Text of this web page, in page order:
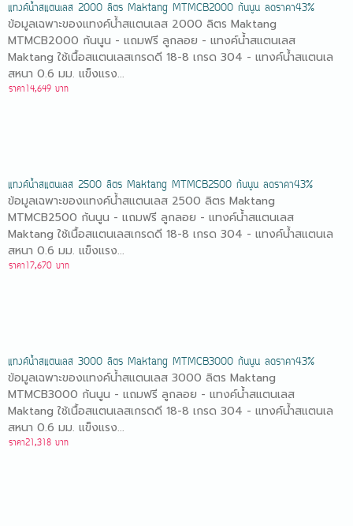
แทงค์น้ำสแตนเลส 2000 ลิตร Maktang MTMCB2000 ก้นนูน ลดราคา43%
ข้อมูลเฉพาะของแทงค์น้ำสแตนเลส 2000 ลิตร Maktang
MTMCB2000 ก้นนูน - แถมฟรี ลูกลอย - แทงค์น้ำสแตนเลส
Maktang ใช้เนื้อสแตนเลสเกรดดี 18-8 เกรด 304 - แทงค์น้ำสแตนเล
สหนา 0.6 มม. แข็งแรง...
ราคา14,649 บาท
แทงค์น้ำสแตนเลส 2500 ลิตร Maktang MTMCB2500 ก้นนูน ลดราคา43%
ข้อมูลเฉพาะของแทงค์น้ำสแตนเลส 2500 ลิตร Maktang
MTMCB2500 ก้นนูน - แถมฟรี ลูกลอย - แทงค์น้ำสแตนเลส
Maktang ใช้เนื้อสแตนเลสเกรดดี 18-8 เกรด 304 - แทงค์น้ำสแตนเล
สหนา 0.6 มม. แข็งแรง...
ราคา17,670 บาท
แทงค์น้ำสแตนเลส 3000 ลิตร Maktang MTMCB3000 ก้นนูน ลดราคา43%
ข้อมูลเฉพาะของแทงค์น้ำสแตนเลส 3000 ลิตร Maktang
MTMCB3000 ก้นนูน - แถมฟรี ลูกลอย - แทงค์น้ำสแตนเลส
Maktang ใช้เนื้อสแตนเลสเกรดดี 18-8 เกรด 304 - แทงค์น้ำสแตนเล
สหนา 0.6 มม. แข็งแรง...
ราคา21,318 บาท